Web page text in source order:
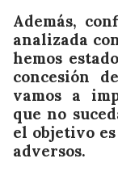
Además,
analizada
hemos
concesión
vamos a
que no
el objetivo
adversos.